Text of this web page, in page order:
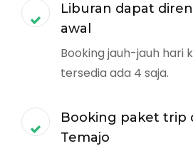
Liburan dapat
awal
Booking jauh-jauh hari
tersedia ada 4 saja.
Booking paket trip
Temajo